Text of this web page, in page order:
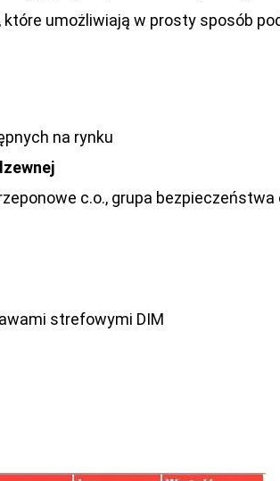
umożliwiają w prosty sposób
na rynku
c.o., grupa bezpieczeństwa
strefowymi DIM